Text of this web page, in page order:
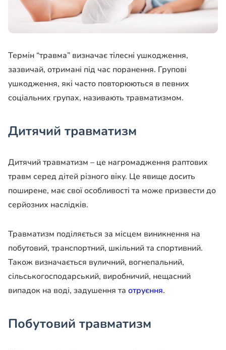
Термін “травма” визначає тілесні ушкодження,
зазвичай, отримані під час поранення. Групові
ушкодження, які часто повторюються в певних
соціальних групах, називають травматизмом.
Дитячий травматизм
Дитячий травматизм – це нагромадження раптових
травм серед дітей різного віку. Це явище досить
поширене, має свої особливості та може призвести до
серйозних наслідків.
Травматизм поділяється за місцем виникнення на
побутовий, транспортний, шкільний та спортивний.
Також визначається вуличний, вогнепальний,
сільськогосподарський, виробничий, нещасний
випадок на воді, задушення та отруєння.
Побутовий травматизм